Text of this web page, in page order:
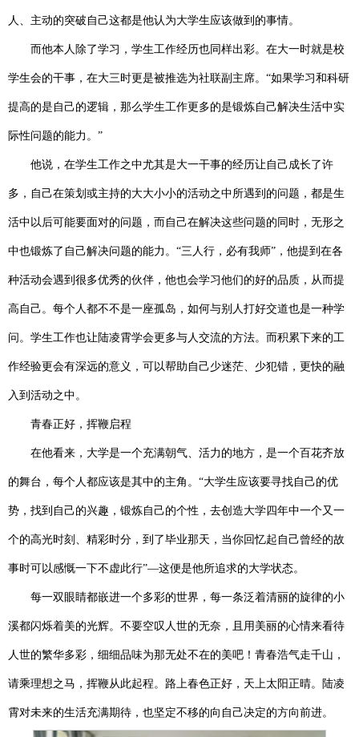
人、主动的突破自己这都是他认为大学生应该做到的事情。
而他本人除了学习，学生工作经历也同样出彩。在大一时就是校
学生会的干事，在大三时更是被推选为社联副主席。“如果学习和科研
提高的是自己的逻辑，那么学生工作更多的是锻炼自己解决生活中实
际性问题的能力。”
他说，在学生工作之中尤其是大一干事的经历让自己成长了许
多，自己在策划或主持的大大小小的活动之中所遇到的问题，都是生
活中以后可能要面对的问题，而自己在解决这些问题的同时，无形之
中也锻炼了自己解决问题的能力。“三人行，必有我师”，他提到在各
种活动会遇到很多优秀的伙伴，他也会学习他们的好的品质，从而提
高自己。每个人都不不是一座孤岛，如何与别人打好交道也是一种学
问。学生工作也让陆凌霄学会更多与人交流的方法。而积累下来的工
作经验更会有深远的意义，可以帮助自己少迷茫、少犯错，更快的融
入到活动之中。
青春正好，挥鞭启程
在他看来，大学是一个充满朝气、活力的地方，是一个百花齐放
的舞台，每个人都应该是其中的主角。“大学生应该要寻找自己的优
势，找到自己的兴趣，锻炼自己的个性，去创造大学四年中一个又一
个的高光时刻、精彩时分，到了毕业那天，当你回忆起自己曾经的故
事时可以感慨一下不虚此行”—这便是他所追求的大学状态。
每一双眼睛都嵌进一个多彩的世界，每一条泛着清丽的旋律的小
溪都闪烁着美的光辉。不要空叹人世的无奈，且用美丽的心情来看待
人世的繁华多彩，细细品味为那无处不在的美吧！青春浩气走千山，
请乘理想之马，挥鞭从此起程。路上春色正好，天上太阳正晴。陆凌
霄对未来的生活充满期待，也坚定不移的向自己决定的方向前进。